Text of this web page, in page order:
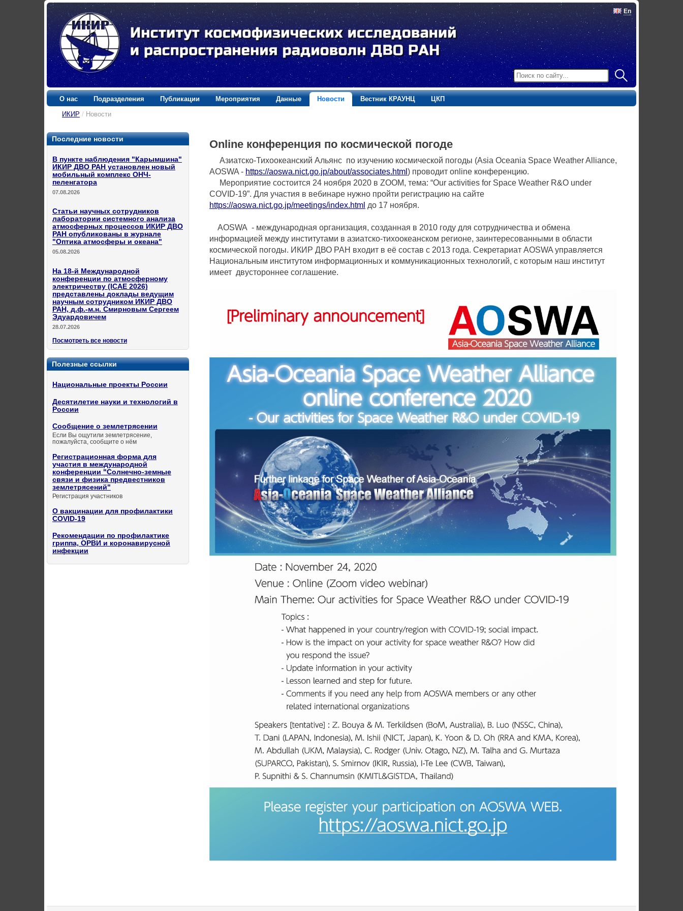
En
О нас Подразделения Публикации Мероприятия Данные Новости Вестник КРАУНЦ
ЦКП
ИКИР / Новости
Последние новости
В пункте наблюдения "Карымшина"
ИКИР ДВО РАН установлен новый
мобильный комплекс ОНЧ-
пеленгатора
07.08.2026
Статьи научных сотрудников
лаборатории системного анализа
атмосферных процессов ИКИР ДВО
РАН опубликованы в журнале
"Оптика атмосферы и океана"
05.08.2026
На 18-й Международной
конференции по атмосферному
электричеству (ICAE 2026)
представлены доклады ведущим
научным сотрудником ИКИР ДВО
РАН, д.ф.-м.н. Смирновым Сергеем
Эдуардовичем
28.07.2026
Посмотреть все новости
Полезные ссылки
Национальные проекты России
Десятилетие науки и технологий в
России
Сообщение о землетрясении
Если Вы ощутили землетрясение,
пожалуйста, сообщите о нём
Регистрационная форма для
участия в международной
конференции "Солнечно-земные
связи и физика предвестников
землетрясений"
Регистрация участников
О вакцинации для профилактики
COVID-19
Рекомендации по профилактике
гриппа, ОРВИ и коронавирусной
инфекции
Online конференция по космической погоде
Азиатско-Тихоокеанский Альянс по изучению космической погоды (Asia Oceania Space Weather Alliance,
AOSWA - https://aoswa.nict.go.jp/about/associates.html ) проводит online конференцию.
Мероприятие состоится 24 ноября 2020 в ZOOM, тема: “Our activities for Space Weather R&O under
COVID-19”. Для участия в вебинаре нужно пройти регистрацию на сайте
https://aoswa.nict.go.jp/meetings/index.html до 17 ноября.
AOSWA - международная организация, созданная в 2010 году для сотрудничества и обмена
информацией между институтами в азиатско-тихоокеанском регионе, заинтересованными в области
космической погоды. ИКИР ДВО РАН входит в её состав с 2013 года. Секретариат AOSWA управляется
Национальным институтом информационных и коммуникационных технологий, с которым наш институт
имеет двустороннее соглашение.